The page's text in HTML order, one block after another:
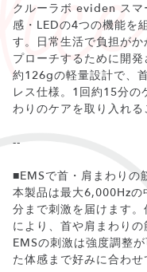
クルーラボ eviden スマ
感・LEDの4つの機能を
す。日常生活で負担が
プローチするために開発
約126gの軽量設計で、
レス仕様。1回約15分の
わりのケアを取り入れる
--
■EMSで首・肩まわりの
本製品は最大6,000Hzの
分まで刺激を届けます
により、首や肩まわりの
EMSの刺激は強度調整
た体感まで好みに合わせ